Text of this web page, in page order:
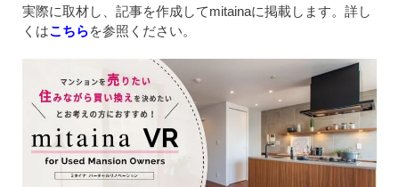
実際に取材し、記事を作成してmitainaに掲載します。詳し
くはこちらを参照ください。